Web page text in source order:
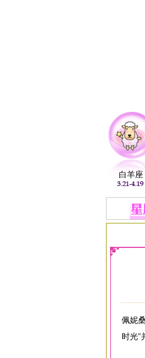
白羊座
佩妮
时光”